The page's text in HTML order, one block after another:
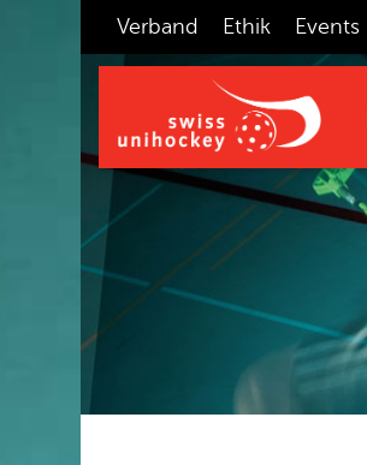
Verband Ethik Events